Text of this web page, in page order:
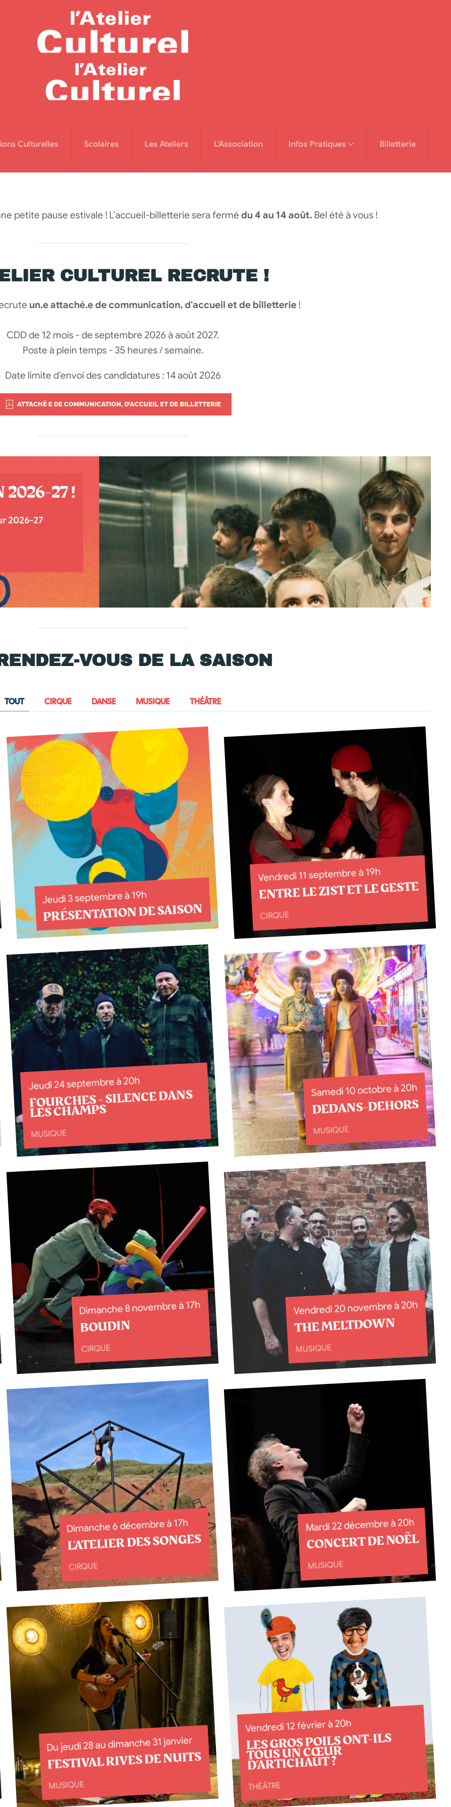
Culturelles Scolaires Les Ateliers L'Association Infos Pratiques Billetterie
petite pause estivale ! L’accueil-billetterie sera fermé du 4 au 14 août. Bel été à vous !
CULTUREL RECRUTE !
un.e attaché.e de communication, d'accueil et de billetterie !
CDD de 12 mois - de septembre 2026 à août 2027.
Poste à plein temps - 35 heures / semaine.
Date limite d’envoi des candidatures : 14 août 2026
ATTACHÉ·E DE COMMUNICATION, D’ACCUEIL ET DE BILLETTERIE
APÉRO JAZZ - POPPY TIME
Samedi 29 août à 19h
EN SAVOIR PLUS
VOUS DE LA SAISON
TOUT CIRQUE DANSE MUSIQUE THÉÂTRE
Jeudi 3 septembre à 19h
PRÉSENTATION DE SAISON
Vendredi 11 septembre à 19h
ENTRE LE ZIST ET LE GESTE
CIRQUE
Jeudi 24 septembre à 20h
FOURCHES - SILENCE DANS
LES CHAMPS
MUSIQUE
Samedi 10 octobre à 20h
DEDANS-DEHORS
MUSIQUE
Dimanche 8 novembre à 17h
BOUDIN
CIRQUE
Vendredi 20 novembre à 20h
THE MELTDOWN
MUSIQUE
Dimanche 6 décembre à 17h
L’ATELIER DES SONGES
CIRQUE
Mardi 22 décembre à 20h
CONCERT DE NOËL
MUSIQUE
Du jeudi 28 au dimanche 31 janvier
FESTIVAL RIVES DE NUITS
MUSIQUE
Vendredi 12 février à 20h
LES GROS POILS ONT-ILS
TOUS UN CŒUR
D’ARTICHAUT ?
THÉÂTRE